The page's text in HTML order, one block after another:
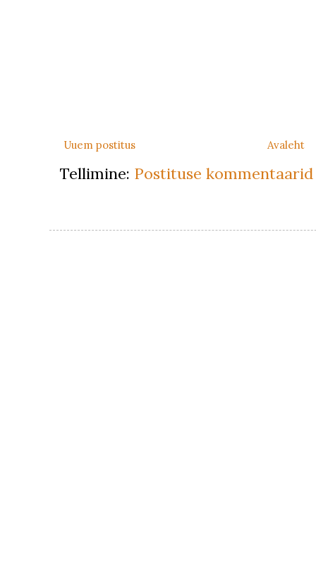
Uuem postitus Avaleht
Tellimine: Postituse